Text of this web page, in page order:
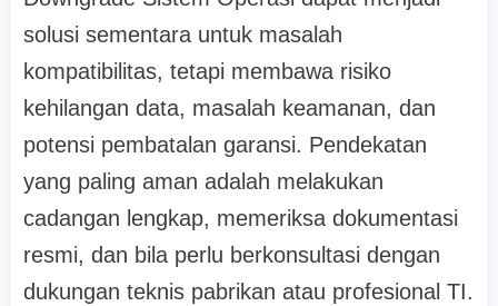
solusi sementara untuk masalah
kompatibilitas, tetapi membawa risiko
kehilangan data, masalah keamanan, dan
potensi pembatalan garansi. Pendekatan
yang paling aman adalah melakukan
cadangan lengkap, memeriksa dokumentasi
resmi, dan bila perlu berkonsultasi dengan
dukungan teknis pabrikan atau profesional TI.